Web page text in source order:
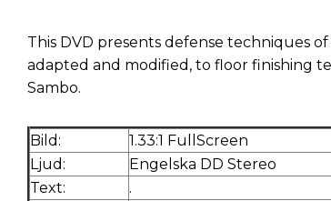
This DVD presents defense techniques
adapted and modified, to floor finishing
Sambo.
Bild:
1.33:1 FullScreen
Ljud:
Engelska DD Stereo
Text:
.